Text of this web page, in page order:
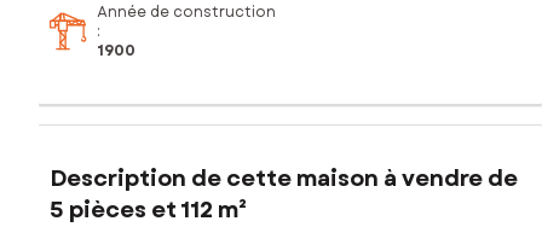
Année de construction
:
1900
Description de cette maison à vendre de
5 pièces et 112 m²